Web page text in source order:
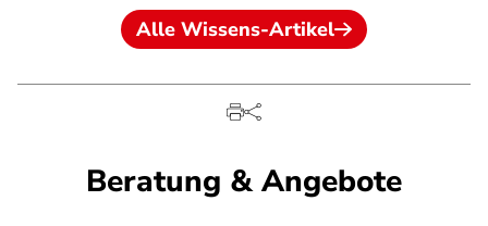
Alle Wissens-Artikel
Beratung & Angebote